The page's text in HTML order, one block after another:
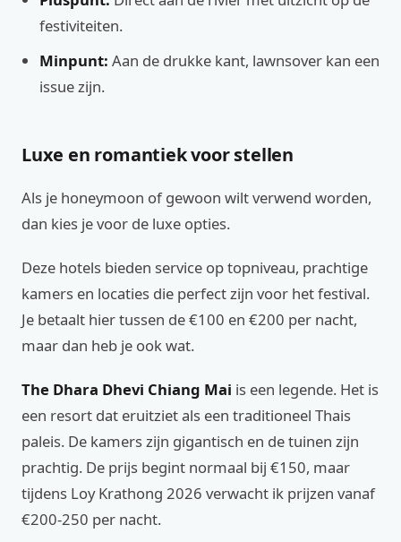
festiviteiten.
Minpunt: Aan de drukke kant, lawnsover kan een
issue zijn.
Luxe en romantiek voor stellen
Als je honeymoon of gewoon wilt verwend worden,
dan kies je voor de luxe opties.
Deze hotels bieden service op topniveau, prachtige
kamers en locaties die perfect zijn voor het festival.
Je betaalt hier tussen de €100 en €200 per nacht,
maar dan heb je ook wat.
The Dhara Dhevi Chiang Mai is een legende. Het is
een resort dat eruitziet als een traditioneel Thais
paleis. De kamers zijn gigantisch en de tuinen zijn
prachtig. De prijs begint normaal bij €150, maar
tijdens Loy Krathong 2026 verwacht ik prijzen vanaf
€200-250 per nacht.